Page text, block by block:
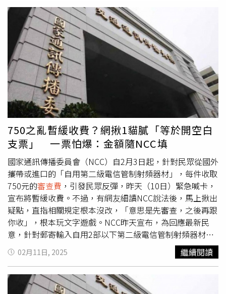
妥適性。故為回應社會各界意見，將針對自用第二級電信管
制射頻器材輸入核准審查費通盤檢討。
2021到去年，政府預收超徵總額已經高達1.8兆元，回顧
2022年，她在補選立委時，曾經提出「還稅於民」的政
見，廣受國人力挺，讓民進黨政府不得不以「共享經濟成
果」發放全民每人新台幣6,000元現金，而2023年、2024年
政府又連續稅收超徵共9143億元，她強調，人民現在生活
苦哈哈，政府收多出的稅，原本就該還錢於民。擁有會計師
資格的國民黨立委張智倫說，賴清德政府開春送給人民的是
「稅收、超徵雙創新高」，所有人都知道，政府歲入都是全
民納稅錢、羊毛出在羊身上，他質疑歲收超徵，也是拉抬物
價的原因之一，最近有很多選民告訴他「拿台幣一千元到市
場買到的東西，比前幾年少太多」。張智倫說，根據政府分
析，超徵原因分三塊，營所稅、綜所稅超徵比例高，超過５
０％，不僅造成人民生活幸福感降低、營業稅造成物價上
漲，人民痛苦感更高，國民黨團會繼續檢討綜所稅、營所
稅，尤其要替年輕人、年輕家庭爭取減稅，並且一併思考取
消娛樂稅、不合理契稅。他指出，根據統計，近5年政府分
別發放三倍券、五倍券和6,000元現金，全部金額也不過
3,130億元，和政府超徵稅收相比，還有1.5兆差距之多，政
府絕對有能力「發放現金」，把稅收超徵經濟果實與全民共
享。副書記長羅智強指出，人民生活越來越辛苦，連人民想
買個比較便宜的藍牙耳機，ＮＣＣ國家通訊傳播委員會都還
藉機收審查費、規費，政府就是「搶錢、搶錢、再搶錢」，
只會增加人民生活負擔，既然政府增了這麼多稅，賴總統又
強調全民共享經濟果實，總不能漲價人民享、政府樂超徵，
750之亂暫緩收費？網揪1貓膩「等於開空白
支票」 一票怕爆：金額隨NCC填
國家通訊傳播委員會（NCC）自2月3日起，針對民眾從國外
攜帶或進口的「自用第二級電信管制射頻器材」，每件收取
750元的審查費 ，引發民眾反彈，昨天（10日）緊急喊卡，
宣布將暫緩收費。不過，有網友細讀NCC說法後，馬上揪出
疑點，直指相關規定根本沒改，「意思是先審查，之後再跟
你收」，根本玩文字遊戲。NCC昨天宣布，為回應最新民
意，針對郵寄輸入自用2部以下第二級電信管制射頻器材輸
入核准審查費之收費，並依比例原則等，就收費方式與收費
對象、數額再進行更周延估算，予以檢討調整。NCC表示，
為因應調整需要，即日起依法申報之此類射頻器材，將先通
知申請輸入者有審查費用待繳，本會則逕行審查，俟應收費
02月11日, 2025 繼續閱讀